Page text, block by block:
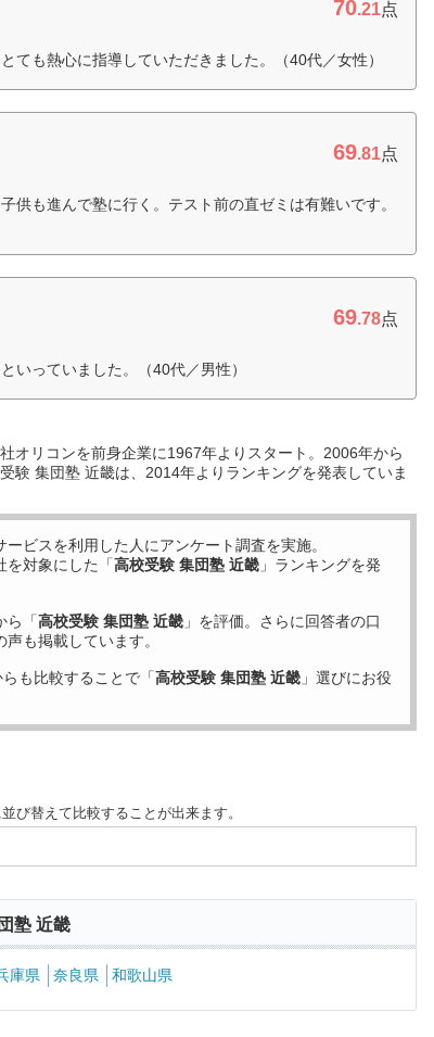
70.21点
ても熱心に指導していただきました。（40代／女性）
69.81点
供も進んで塾に行く。テスト前の直ゼミは有難いです。
69.78点
いっていました。（40代／男性）
オリコンを前身企業に1967年よりスタート。2006年から
験 集団塾 近畿は、2014年よりランキングを発表していま
ービスを利用した 人にアンケート調査を実施。
を対象にした「高校受験 集団塾 近畿 」ランキングを発
ら「高校受験 集団塾 近畿 」を評価。さらに回答者の口
も掲載しています。
も比較することで「高校受験 集団塾 近畿 」選びにお役
び替えて比較することが出来ます。
塾 近畿
庫県 奈良県 和歌山県